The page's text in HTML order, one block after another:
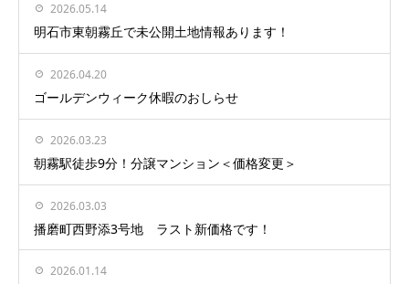
2026.05.14
明石市東朝霧丘で未公開土地情報あります！
2026.04.20
ゴールデンウィーク休暇のおしらせ
2026.03.23
朝霧駅徒歩9分！分譲マンション＜価格変更＞
2026.03.03
播磨町西野添3号地 ラスト新価格です！
2026.01.14